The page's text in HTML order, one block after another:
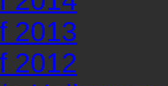
2013
2012